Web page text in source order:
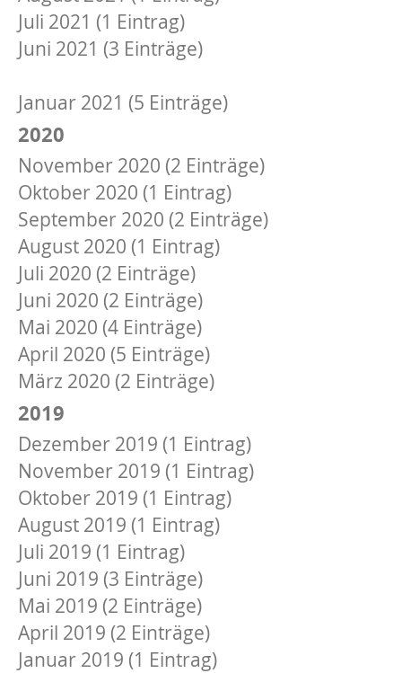
Juli 2021 (1 Eintrag)
Juni 2021 (3 Einträge)
Januar 2021 (5 Einträge)
2020
November 2020 (2 Einträge)
Oktober 2020 (1 Eintrag)
September 2020 (2 Einträge)
August 2020 (1 Eintrag)
Juli 2020 (2 Einträge)
Juni 2020 (2 Einträge)
Mai 2020 (4 Einträge)
April 2020 (5 Einträge)
März 2020 (2 Einträge)
2019
Dezember 2019 (1 Eintrag)
November 2019 (1 Eintrag)
Oktober 2019 (1 Eintrag)
August 2019 (1 Eintrag)
Juli 2019 (1 Eintrag)
Juni 2019 (3 Einträge)
Mai 2019 (2 Einträge)
April 2019 (2 Einträge)
Januar 2019 (1 Eintrag)